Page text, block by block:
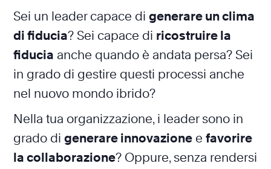
Sei un leader capace di generare un clima
di fiducia? Sei capace di ricostruire la
fiducia anche quando è andata persa? Sei
in grado di gestire questi processi anche
nel nuovo mondo ibrido?
Nella tua organizzazione, i leader sono in
grado di generare innovazione e favorire
la collaborazione? Oppure, senza rendersi